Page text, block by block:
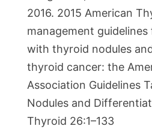
2016. 2015 American
management
with thyroid nodules
thyroid cancer: the
Association Guidelines
Nodules and
Thyroid 26:1–133